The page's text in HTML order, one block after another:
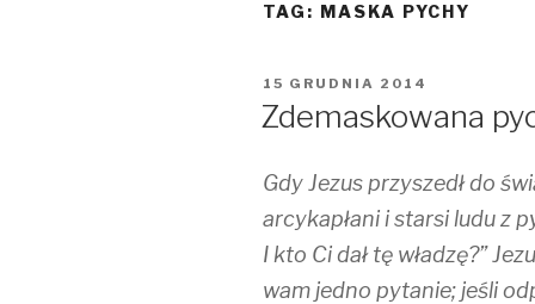
TAG: MASKA PYCHY
OPUBLIKOWANE
15 GRUDNIA 2014
Zdemaskowana
Gdy Jezus przyszedł do
arcykapłani i starsi ludu z
I kto Ci dał tę władzę?”
wam jedno pytanie; jeśli